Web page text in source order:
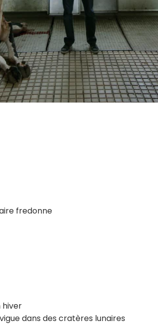
fredonne
hiver
dans des cratères lunaires